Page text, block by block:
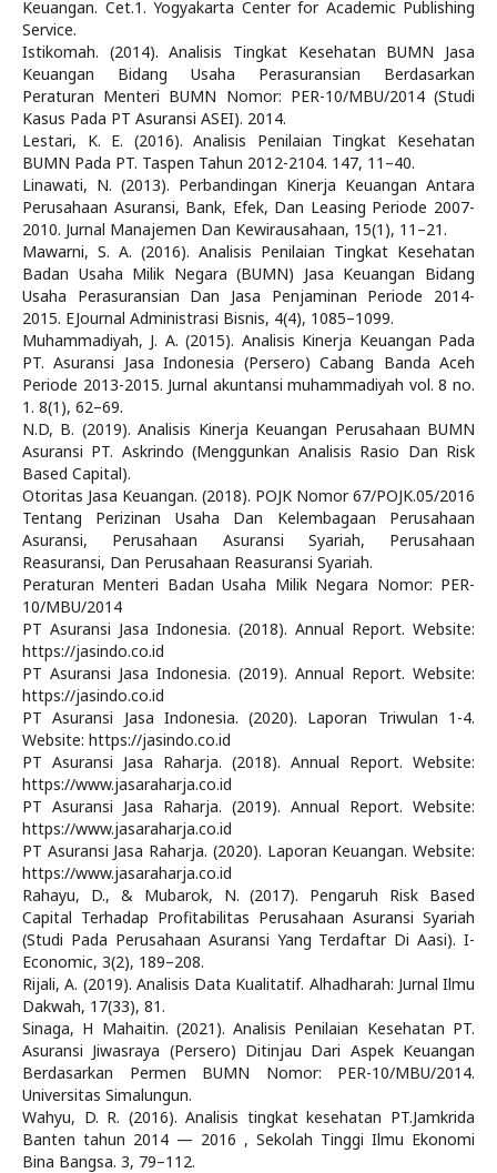
Keuangan. Cet.1. Yogyakarta Center for Academic Publishing
Service.
Istikomah. (2014). Analisis Tingkat Kesehatan BUMN Jasa
Keuangan Bidang Usaha Perasuransian Berdasarkan
Peraturan Menteri BUMN Nomor: PER-10/MBU/2014 (Studi
Kasus Pada PT Asuransi ASEI). 2014.
Lestari, K. E. (2016). Analisis Penilaian Tingkat Kesehatan
BUMN Pada PT. Taspen Tahun 2012-2104. 147, 11–40.
Linawati, N. (2013). Perbandingan Kinerja Keuangan Antara
Perusahaan Asuransi, Bank, Efek, Dan Leasing Periode 2007-
2010. Jurnal Manajemen Dan Kewirausahaan, 15(1), 11–21.
Mawarni, S. A. (2016). Analisis Penilaian Tingkat Kesehatan
Badan Usaha Milik Negara (BUMN) Jasa Keuangan Bidang
Usaha Perasuransian Dan Jasa Penjaminan Periode 2014-
2015. EJournal Administrasi Bisnis, 4(4), 1085–1099.
Muhammadiyah, J. A. (2015). Analisis Kinerja Keuangan Pada
PT. Asuransi Jasa Indonesia (Persero) Cabang Banda Aceh
Periode 2013-2015. Jurnal akuntansi muhammadiyah vol. 8 no.
1. 8(1), 62–69.
N.D, B. (2019). Analisis Kinerja Keuangan Perusahaan BUMN
Asuransi PT. Askrindo (Menggunkan Analisis Rasio Dan Risk
Based Capital).
Otoritas Jasa Keuangan. (2018). POJK Nomor 67/POJK.05/2016
Tentang Perizinan Usaha Dan Kelembagaan Perusahaan
Asuransi, Perusahaan Asuransi Syariah, Perusahaan
Reasuransi, Dan Perusahaan Reasuransi Syariah.
Peraturan Menteri Badan Usaha Milik Negara Nomor: PER-
10/MBU/2014
PT Asuransi Jasa Indonesia. (2018). Annual Report. Website:
https://jasindo.co.id
PT Asuransi Jasa Indonesia. (2019). Annual Report. Website:
https://jasindo.co.id
PT Asuransi Jasa Indonesia. (2020). Laporan Triwulan 1-4.
Website: https://jasindo.co.id
PT Asuransi Jasa Raharja. (2018). Annual Report. Website:
https://www.jasaraharja.co.id
PT Asuransi Jasa Raharja. (2019). Annual Report. Website:
https://www.jasaraharja.co.id
PT Asuransi Jasa Raharja. (2020). Laporan Keuangan. Website:
https://www.jasaraharja.co.id
Rahayu, D., & Mubarok, N. (2017). Pengaruh Risk Based
Capital Terhadap Profitabilitas Perusahaan Asuransi Syariah
(Studi Pada Perusahaan Asuransi Yang Terdaftar Di Aasi). I-
Economic, 3(2), 189–208.
Rijali, A. (2019). Analisis Data Kualitatif. Alhadharah: Jurnal Ilmu
Dakwah, 17(33), 81.
Sinaga, H Mahaitin. (2021). Analisis Penilaian Kesehatan PT.
Asuransi Jiwasraya (Persero) Ditinjau Dari Aspek Keuangan
Berdasarkan Permen BUMN Nomor: PER-10/MBU/2014.
Universitas Simalungun.
Wahyu, D. R. (2016). Analisis tingkat kesehatan PT.Jamkrida
Banten tahun 2014 — 2016 , Sekolah Tinggi Ilmu Ekonomi
Bina Bangsa. 3, 79–112.